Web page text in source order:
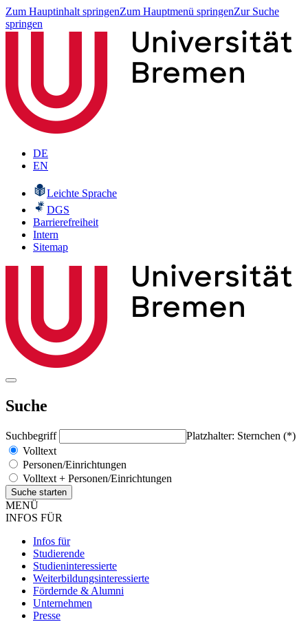
Zum Hauptinhalt springenZum Hauptmenü springenZur Suche
springen
DE
EN
Leichte Sprache
DGS
Barrierefreiheit
Intern
Sitemap
Suche
Suchbegriff
Platzhalter: Sternchen (*)
Volltext
Personen/Einrichtungen
Volltext + Personen/Einrichtungen
MENÜ
INFOS FÜR
Infos für
Studierende
Studieninteressierte
Weiterbildungsinteressierte
Fördernde & Alumni
Unternehmen
Presse